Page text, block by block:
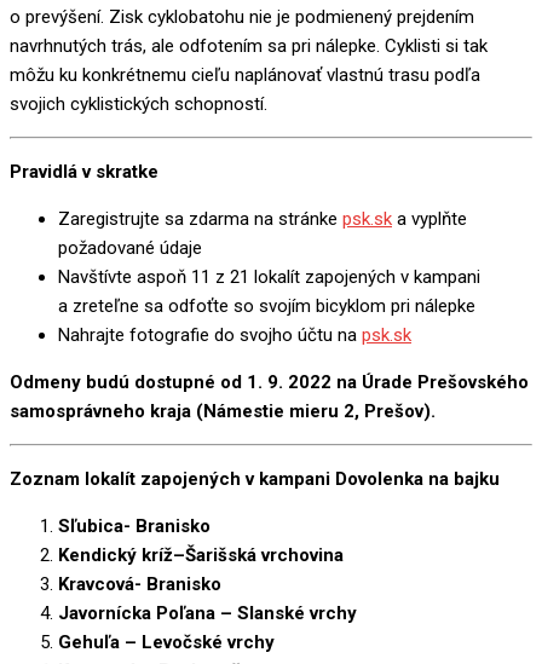
o prevýšení. Zisk cyklobatohu nie je podmienený prejdením
navrhnutých trás, ale odfotením sa pri nálepke. Cyklisti si tak
môžu ku konkrétnemu cieľu naplánovať vlastnú trasu podľa
svojich cyklistických schopností.
Pravidlá v skratke
Zaregistrujte sa zdarma na stránke psk.sk a vyplňte
požadované údaje
Navštívte aspoň 11 z 21 lokalít zapojených v kampani
a zreteľne sa odfoťte so svojím bicyklom pri nálepke
Nahrajte fotografie do svojho účtu na psk.sk
Odmeny budú dostupné od 1. 9. 2022 na Úrade Prešovského
samosprávneho kraja (Námestie mieru 2, Prešov).
Zoznam lokalít zapojených v kampani Dovolenka na bajku
Sľubica- Branisko
Kendický kríž–Šarišská vrchovina
Kravcová- Branisko
Javornícka Poľana – Slanské vrchy
Gehuľa – Levočské vrchy